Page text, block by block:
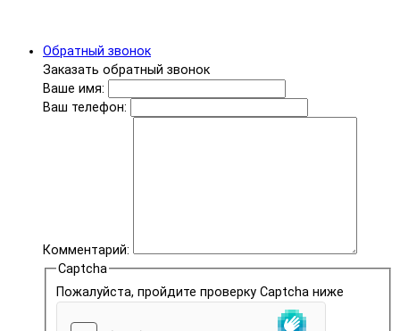
Обратный звонок
Заказать обратный звонок
Ваше имя:
Ваш телефон:
Комментарий:
Captcha
Пожалуйста, пройдите проверку Captcha ниже